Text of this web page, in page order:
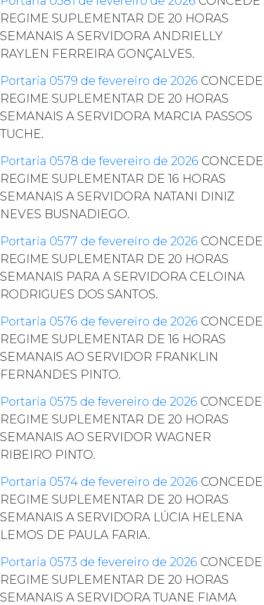
REGIME SUPLEMENTAR DE 20 HORAS
SEMANAIS A SERVIDORA ANDRIELLY
RAYLEN FERREIRA GONÇALVES.
Portaria 0579 de fevereiro de 2026 CONCEDE
REGIME SUPLEMENTAR DE 20 HORAS
SEMANAIS A SERVIDORA MARCIA PASSOS
TUCHE.
Portaria 0578 de fevereiro de 2026 CONCEDE
REGIME SUPLEMENTAR DE 16 HORAS
SEMANAIS A SERVIDORA NATANI DINIZ
NEVES BUSNADIEGO.
Portaria 0577 de fevereiro de 2026 CONCEDE
REGIME SUPLEMENTAR DE 20 HORAS
SEMANAIS PARA A SERVIDORA CELOINA
RODRIGUES DOS SANTOS.
Portaria 0576 de fevereiro de 2026 CONCEDE
REGIME SUPLEMENTAR DE 16 HORAS
SEMANAIS AO SERVIDOR FRANKLIN
FERNANDES PINTO.
Portaria 0575 de fevereiro de 2026 CONCEDE
REGIME SUPLEMENTAR DE 20 HORAS
SEMANAIS AO SERVIDOR WAGNER
RIBEIRO PINTO.
Portaria 0574 de fevereiro de 2026 CONCEDE
REGIME SUPLEMENTAR DE 20 HORAS
SEMANAIS A SERVIDORA LÚCIA HELENA
LEMOS DE PAULA FARIA.
Portaria 0573 de fevereiro de 2026 CONCEDE
REGIME SUPLEMENTAR DE 20 HORAS
SEMANAIS A SERVIDORA TUANE FIAMA